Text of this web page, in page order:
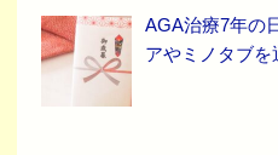
AGA治療7年の
アやミノタブ